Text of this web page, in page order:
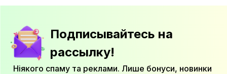
Подписывайтесь на
рассылку!
Ніякого спаму та реклами. Лише бонуси, новинки